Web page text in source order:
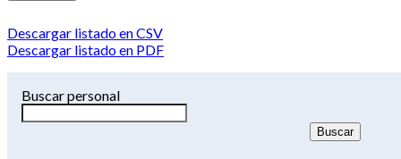
Descargar listado en CSV
Descargar listado en PDF
Buscar personal